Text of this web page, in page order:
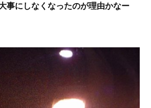
事にしなくなったのが理由かなー